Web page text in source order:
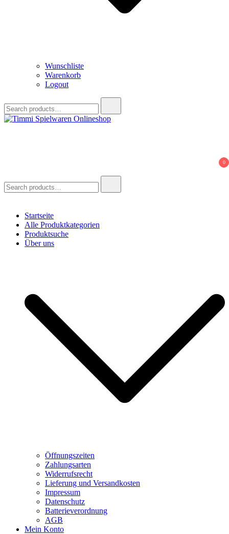
Wunschliste
Warenkorb
Logout
for:
0
for:
Startseite
Alle Produktkategorien
Produktsuche
Über uns
Öffnungszeiten
Zahlungsarten
Widerrufsrecht
Lieferung und Versandkosten
Impressum
Datenschutz
Batterieverordnung
AGB
Mein Konto